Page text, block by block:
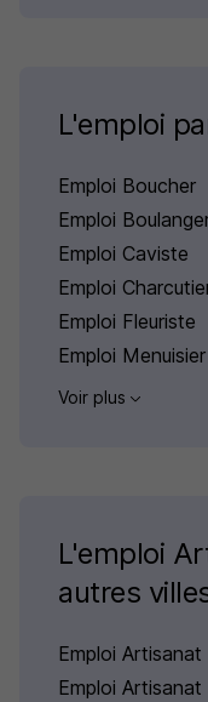
L'emploi
Emploi Boucher
Emploi
Emploi Caviste
Emploi
Emploi Fleuriste
Emploi Menuisier
Voir plus
L'emploi
autres
Emploi Artisanat
Emploi Artisanat